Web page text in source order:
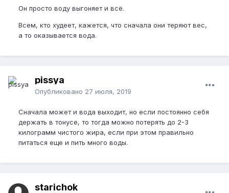
Он просто воду выгоняет и всё.
Всем, кто худеет, кажется, что сначала они теряют вес,
а то оказывается вода.
pissya
Опубликовано 27 июля, 2019
Сначала может и вода выходит, но если постоянно себя
держать в тонусе, то тогда можно потерять до 2-3
килограмм чистого жира, если при этом правильно
питаться еще и пить много воды.
starichok